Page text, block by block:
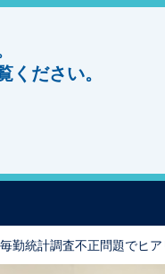
ださい。
毎勤統計調査不正問題でヒ